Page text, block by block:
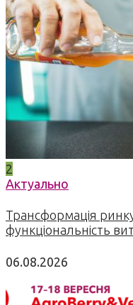
2
Актуально
Трансформація
функціональність
06.08.2026